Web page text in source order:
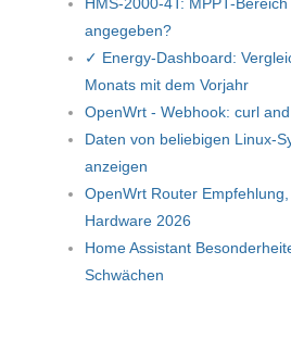
angegeben?
✓ Energy-Dashboard:
Monats mit dem Vorjahr
OpenWrt - Webhook: curl
Daten von beliebigen Linux-
anzeigen
OpenWrt Router
Hardware 2026
Home Assistant
Schwächen